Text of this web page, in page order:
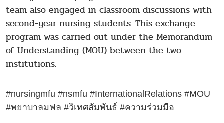
team also engaged in classroom discussions with
second-year nursing students. This exchange
program was carried out under the Memorandum
of Understanding (MOU) between the two
institutions.
#nursingmfu #nsmfu #InternationalRelations #MOU
#พยาบาลมฟล #วิเทศสัมพันธ์ #ความร่วมมือ